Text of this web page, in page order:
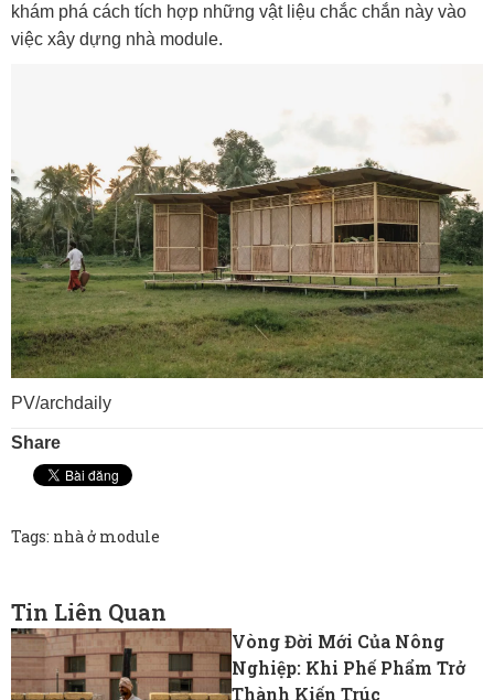
khám phá cách tích hợp những vật liệu chắc chắn này vào
việc xây dựng nhà module.
PV/archdaily
Share
Tags: nhà ở module
Tin Liên Quan
Vòng Đời Mới Của Nông
Nghiệp: Khi Phế Phẩm Trở
Thành Kiến Trúc